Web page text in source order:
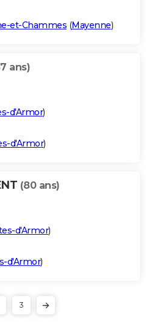
et-Chammes (Mayenne)
ans)
d'Armor)
d'Armor)
(80 ans)
d'Armor)
d'Armor)
3